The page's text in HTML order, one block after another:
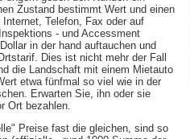
Zustand bestimmt Wert und einen
Telefon, Fax oder auf
- und Accessment
in der hand auftauchen und
Dies ist nicht mehr der Fall
die Landschaft mit einem Mietauto
etwa fünfmal so viel wie in der
Erwarten Sie, ihn oder sie
Ort bezahlen.
Preise fast die gleichen, sind so